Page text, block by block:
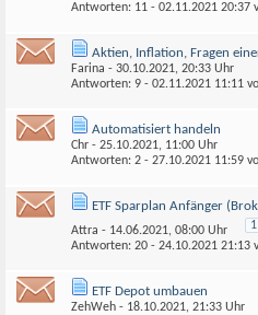
Antworten: 11 - 02.11.2021 20:37
Aktien, Inflation, Fragen
Farina - 30.10.2021, 20:33 Uhr
Antworten: 9 - 02.11.2021 11:11
Automatisiert handeln
Chr - 25.10.2021, 11:00 Uhr
Antworten: 2 - 27.10.2021 11:59
ETF Sparplan Anfänger
Attra - 14.06.2021, 08:00 Uhr 1
Antworten: 20 - 24.10.2021 21:13
ETF Depot umbauen
ZehWeh - 18.10.2021, 21:33 Uhr